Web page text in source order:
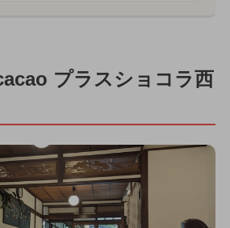
プラスショコラ西